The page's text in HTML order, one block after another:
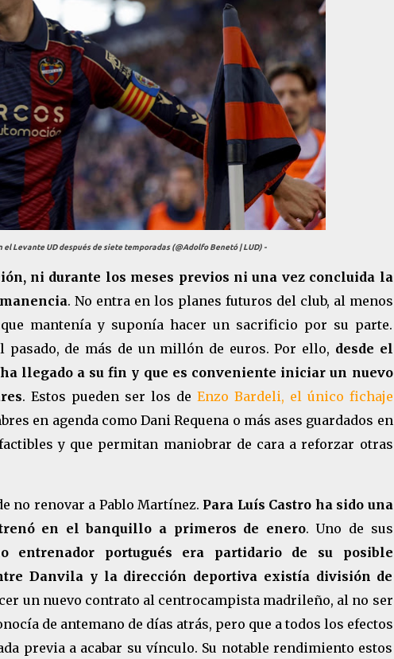
el Levante UD después de siete temporadas (@Adolfo Benetó | LUD) -
ni durante los meses previos ni una vez concluida la
. No entra en los planes futuros del club, al menos
mantenía y suponía hacer un sacrificio por su parte.
pasado, de más de un millón de euros. Por ello, desde el
llegado a su fin y que es conveniente iniciar un nuevo
. Estos pueden ser los de Enzo Bardeli, el único fichaje
en agenda como Dani Requena o más ases guardados en
y que permitan maniobrar de cara a reforzar otras
no renovar a Pablo Martínez. Para Luís Castro ha sido una
en el banquillo a primeros de enero. Uno de sus
entrenador portugués era partidario de su posible
Danvila y la dirección deportiva existía división de
un nuevo contrato al centrocampista madrileño, al no ser
de antemano de días atrás, pero que a todos los efectos
previa a acabar su vínculo. Su notable rendimiento estos